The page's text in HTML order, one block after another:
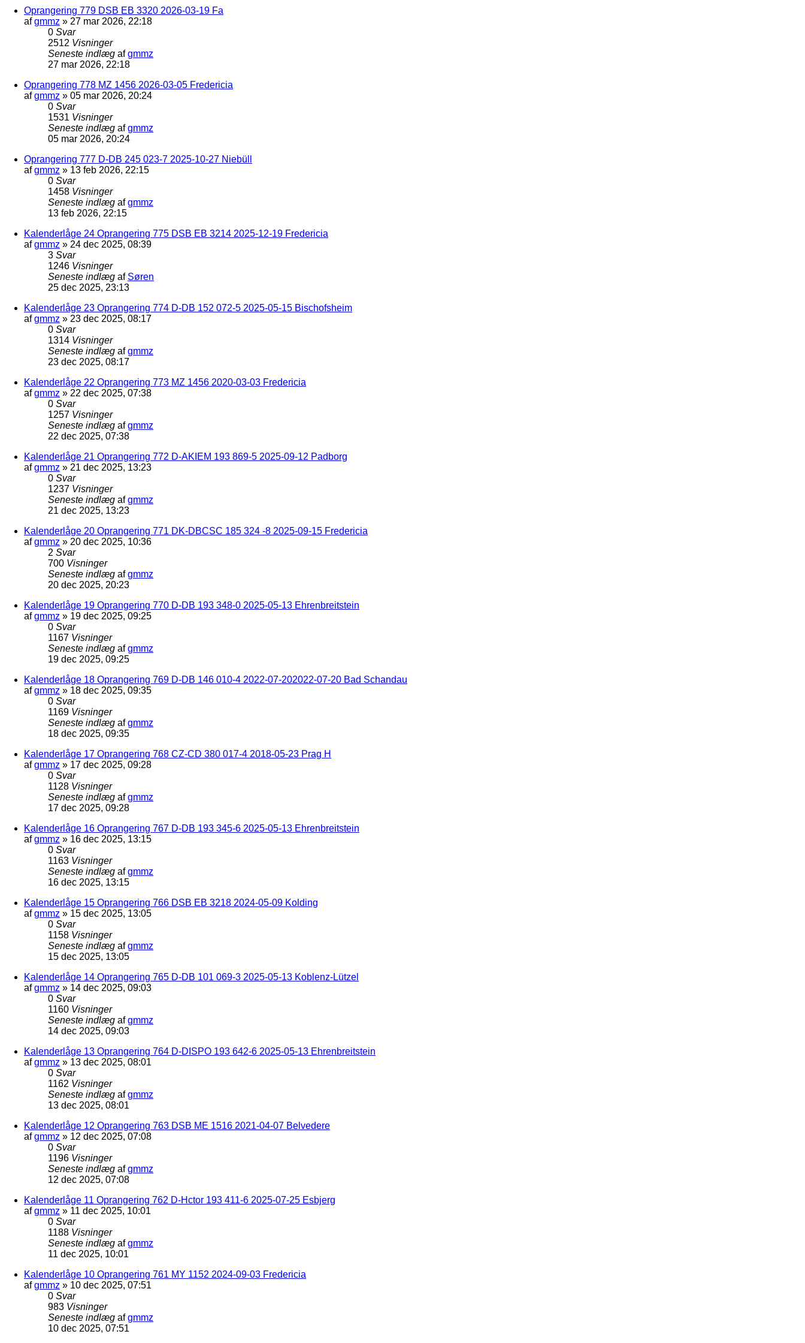
Oprangering 779 DSB EB 3320 2026-03-19 Fa
afgmmz » 27 mar 2026, 22:18
0 Svar
2512 Visninger
Seneste indlæg afgmmz
27 mar 2026, 22:18
Oprangering 778 MZ 1456 2026-03-05 Fredericia
afgmmz » 05 mar 2026, 20:24
0 Svar
1531 Visninger
Seneste indlæg afgmmz
05 mar 2026, 20:24
Oprangering 777 D-DB 245 023-7 2025-10-27 Niebüll
afgmmz » 13 feb 2026, 22:15
0 Svar
1458 Visninger
Seneste indlæg afgmmz
13 feb 2026, 22:15
Kalenderlåge 24 Oprangering 775 DSB EB 3214 2025-12-19 Fredericia
afgmmz » 24 dec 2025, 08:39
3 Svar
1246 Visninger
Seneste indlæg af Søren
25 dec 2025, 23:13
Kalenderlåge 23 Oprangering 774 D-DB 152 072-5 2025-05-15 Bischofsheim
afgmmz » 23 dec 2025, 08:17
0 Svar
1314 Visninger
Seneste indlæg afgmmz
23 dec 2025, 08:17
Kalenderlåge 22 Oprangering 773 MZ 1456 2020-03-03 Fredericia
afgmmz » 22 dec 2025, 07:38
0 Svar
1257 Visninger
Seneste indlæg afgmmz
22 dec 2025, 07:38
Kalenderlåge 21 Oprangering 772 D-AKIEM 193 869-5 2025-09-12 Padborg
afgmmz » 21 dec 2025, 13:23
0 Svar
1237 Visninger
Seneste indlæg afgmmz
21 dec 2025, 13:23
Kalenderlåge 20 Oprangering 771 DK-DBCSC 185 324 -8 2025-09-15 Fredericia
afgmmz » 20 dec 2025, 10:36
2 Svar
700 Visninger
Seneste indlæg afgmmz
20 dec 2025, 20:23
Kalenderlåge 19 Oprangering 770 D-DB 193 348-0 2025-05-13 Ehrenbreitstein
afgmmz » 19 dec 2025, 09:25
0 Svar
1167 Visninger
Seneste indlæg afgmmz
19 dec 2025, 09:25
Kalenderlåge 18 Oprangering 769 D-DB 146 010-4 2022-07-202022-07-20 Bad Schandau
afgmmz » 18 dec 2025, 09:35
0 Svar
1169 Visninger
Seneste indlæg afgmmz
18 dec 2025, 09:35
Kalenderlåge 17 Oprangering 768 CZ-CD 380 017-4 2018-05-23 Prag H
afgmmz » 17 dec 2025, 09:28
0 Svar
1128 Visninger
Seneste indlæg afgmmz
17 dec 2025, 09:28
Kalenderlåge 16 Oprangering 767 D-DB 193 345-6 2025-05-13 Ehrenbreitstein
afgmmz » 16 dec 2025, 13:15
0 Svar
1163 Visninger
Seneste indlæg afgmmz
16 dec 2025, 13:15
Kalenderlåge 15 Oprangering 766 DSB EB 3218 2024-05-09 Kolding
afgmmz » 15 dec 2025, 13:05
0 Svar
1158 Visninger
Seneste indlæg afgmmz
15 dec 2025, 13:05
Kalenderlåge 14 Oprangering 765 D-DB 101 069-3 2025-05-13 Koblenz-Lützel
afgmmz » 14 dec 2025, 09:03
0 Svar
1160 Visninger
Seneste indlæg afgmmz
14 dec 2025, 09:03
Kalenderlåge 13 Oprangering 764 D-DISPO 193 642-6 2025-05-13 Ehrenbreitstein
afgmmz » 13 dec 2025, 08:01
0 Svar
1162 Visninger
Seneste indlæg afgmmz
13 dec 2025, 08:01
Kalenderlåge 12 Oprangering 763 DSB ME 1516 2021-04-07 Belvedere
afgmmz » 12 dec 2025, 07:08
0 Svar
1196 Visninger
Seneste indlæg afgmmz
12 dec 2025, 07:08
Kalenderlåge 11 Oprangering 762 D-Hctor 193 411-6 2025-07-25 Esbjerg
afgmmz » 11 dec 2025, 10:01
0 Svar
1188 Visninger
Seneste indlæg afgmmz
11 dec 2025, 10:01
Kalenderlåge 10 Oprangering 761 MY 1152 2024-09-03 Fredericia
afgmmz » 10 dec 2025, 07:51
0 Svar
983 Visninger
Seneste indlæg afgmmz
10 dec 2025, 07:51